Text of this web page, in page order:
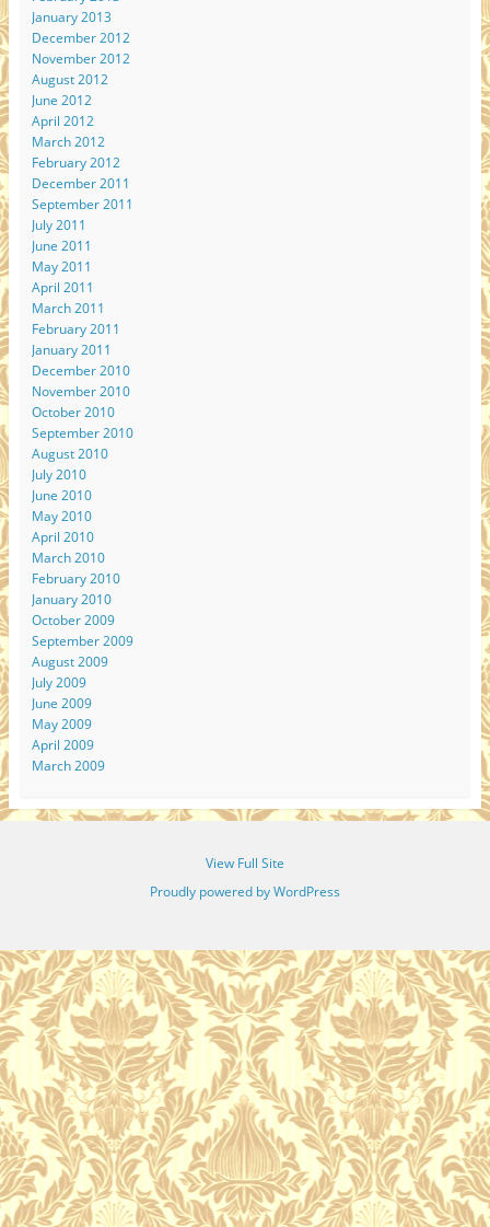
January 2013
December 2012
November 2012
August 2012
June 2012
April 2012
March 2012
February 2012
December 2011
September 2011
July 2011
June 2011
May 2011
April 2011
March 2011
February 2011
January 2011
December 2010
November 2010
October 2010
September 2010
August 2010
July 2010
June 2010
May 2010
April 2010
March 2010
February 2010
January 2010
October 2009
September 2009
August 2009
July 2009
June 2009
May 2009
April 2009
March 2009
View Full Site
Proudly powered by WordPress